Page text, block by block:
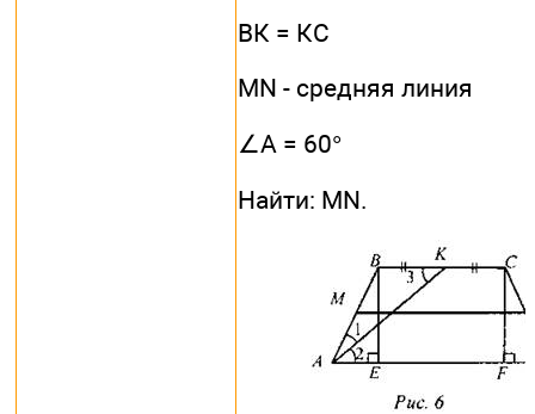
ВК = КС
МN - средняя линия
∠А = 60°
Найти: MN.